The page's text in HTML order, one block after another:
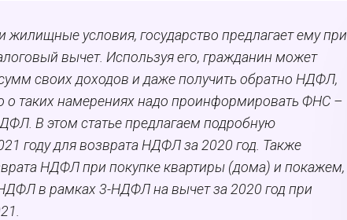
жилищные условия, государство предлагает ему при
вычет. Используя его, гражданин может
своих доходов и даже получить обратно НДФЛ,
таких намерениях надо проинформировать ФНС –
В этом статье предлагаем подробную
году для возврата НДФЛ за 2020 год. Также
НДФЛ при покупке квартиры (дома) и покажем,
в рамках 3-НДФЛ на вычет за 2020 год при